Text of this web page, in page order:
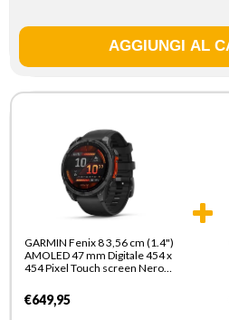
GARMIN Fenix 8 3,56 cm (1.4")
AMOLED 47 mm Digitale 454 x
454 Pixel Touch screen Nero
€649,95